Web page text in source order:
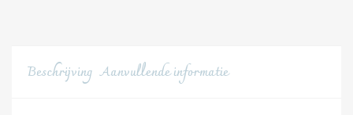
Beschrijving Aanvullende informatie